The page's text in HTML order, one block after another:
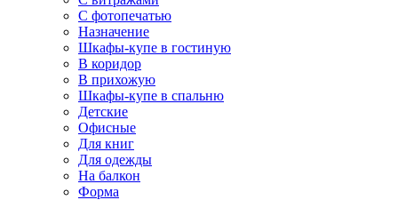
С фотопечатью
Назначение
Шкафы-купе в гостиную
В коридор
В прихожую
Шкафы-купе в спальню
Детские
Офисные
Для книг
Для одежды
На балкон
Форма